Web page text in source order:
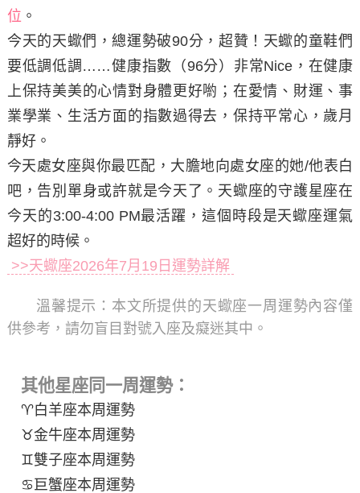
位 。
今天的天蠍們，總運勢破90分，超贊！天蠍的童鞋們
要低調低調……健康指數（96分）非常Nice，在健康
上保持美美的心情對身體更好喲；在愛情、財運、事
業學業、生活方面的指數過得去，保持平常心，歲月
靜好。
今天處女座與你最匹配，大膽地向處女座的她/他表白
吧，告別單身或許就是今天了。天蠍座的守護星座在
今天的3:00-4:00 PM最活躍，這個時段是天蠍座運氣
超好的時候。
>>天蠍座2026年7月19日運勢詳解
溫馨提示： 本文所提供的天蠍座一周運勢內容僅
供參考，請勿盲目對號入座及癡迷其中。
其他星座同一周運勢：
♈白羊座本周運勢
♉金牛座本周運勢
♊雙子座本周運勢
♋巨蟹座本周運勢